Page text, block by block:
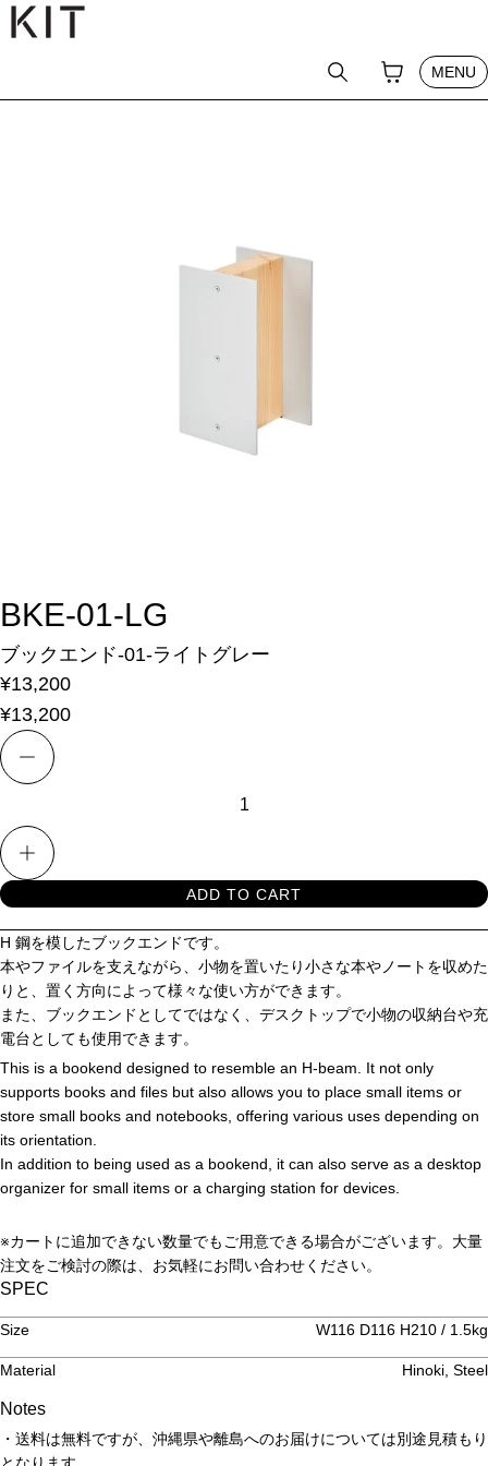
PRODUCT
SEARCHYOURMENU
BKE-01-LG
ブックエンド-01-ライトグレー
¥13,200
¥13,200
数量を減らす
数量を増やす
ADD TO CART
H 鋼を模したブックエンドです。
本やファイルを支えながら、小物を置いたり小さな本やノートを収めた
りと、置く方向によって様々な使い方ができます。
また、ブックエンドとしてではなく、デスクトップで小物の収納台や充
電台としても使用できます。
This is a bookend designed to resemble an H-beam. It not only
supports books and files but also allows you to place small items or
store small books and notebooks, offering various uses depending on
its orientation.
In addition to being used as a bookend, it can also serve as a desktop
organizer for small items or a charging station for devices.
※カートに追加できない数量でもご用意できる場合がございます。大量
注文をご検討の際は、お気軽にお問い合わせください。
SPEC
Size W116 D116 H210 / 1.5kg
Material Hinoki, Steel
Notes
・送料は無料ですが、沖縄県や離島へのお届けについては別途見積もり